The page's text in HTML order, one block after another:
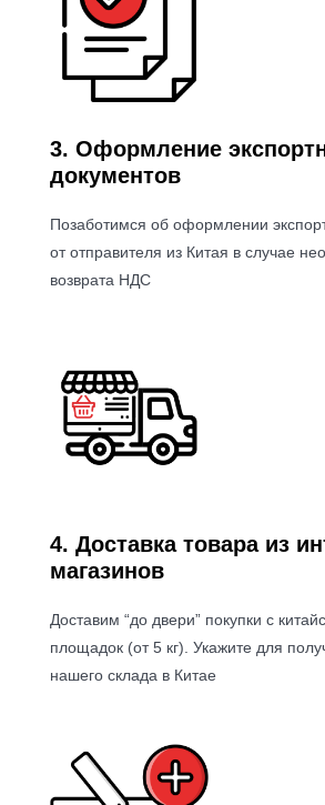
3. Оформление
документов
Позаботимся об оформлении
от отправителя из Китая в случае
возврата НДС
4. Доставка товара из
магазинов
Доставим “до двери” покупки с
площадок (от 5 кг). Укажите для
нашего склада в Китае